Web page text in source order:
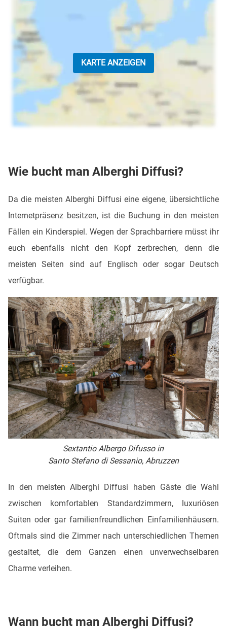
KARTE ANZEIGEN
Wie bucht man Alberghi Diffusi?
Da die meisten Alberghi Diffusi eine eigene, übersichtliche
Internetpräsenz besitzen, ist die Buchung in den meisten
Fällen ein Kinderspiel. Wegen der Sprachbarriere müsst ihr
euch ebenfalls nicht den Kopf zerbrechen, denn die
meisten Seiten sind auf Englisch oder sogar Deutsch
verfügbar.
Sextantio Albergo Difusso in
Santo Stefano di Sessanio, Abruzzen
In den meisten Alberghi Diffusi haben Gäste die Wahl
zwischen komfortablen Standardzimmern, luxuriösen
Suiten oder gar familienfreundlichen Einfamilienhäusern.
Oftmals sind die Zimmer nach unterschiedlichen Themen
gestaltet, die dem Ganzen einen unverwechselbaren
Charme verleihen.
Wann bucht man Alberghi Diffusi?